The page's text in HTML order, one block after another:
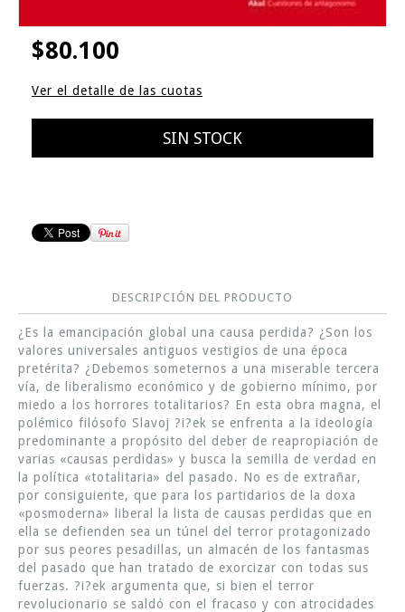
$80.100
Ver el detalle de las cuotas
DESCRIPCIÓN DEL PRODUCTO
¿Es la emancipación global una causa perdida? ¿Son los
valores universales antiguos vestigios de una época
pretérita? ¿Debemos someternos a una miserable tercera
vía, de liberalismo económico y de gobierno mínimo, por
miedo a los horrores totalitarios? En esta obra magna, el
polémico filósofo Slavoj ?i?ek se enfrenta a la ideología
predominante a propósito del deber de reapropiación de
varias «causas perdidas» y busca la semilla de verdad en
la política «totalitaria» del pasado. No es de extrañar,
por consiguiente, que para los partidarios de la doxa
«posmoderna» liberal la lista de causas perdidas que en
ella se defienden sea un túnel del terror protagonizado
por sus peores pesadillas, un almacén de los fantasmas
del pasado que han tratado de exorcizar con todas sus
fuerzas. ?i?ek argumenta que, si bien el terror
revolucionario se saldó con el fracaso y con atrocidades